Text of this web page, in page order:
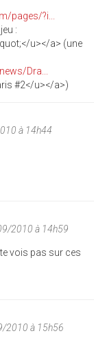
pages/?i...
:
u></a> (une
Dra...
#2</u></a>)
à 14h44
2010 à 14h59
vois pas sur ces
2010 à 15h56